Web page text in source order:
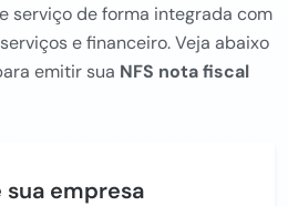
serviço de forma integrada com
e financeiro. Veja abaixo
emitir sua NFS nota fiscal
sua empresa